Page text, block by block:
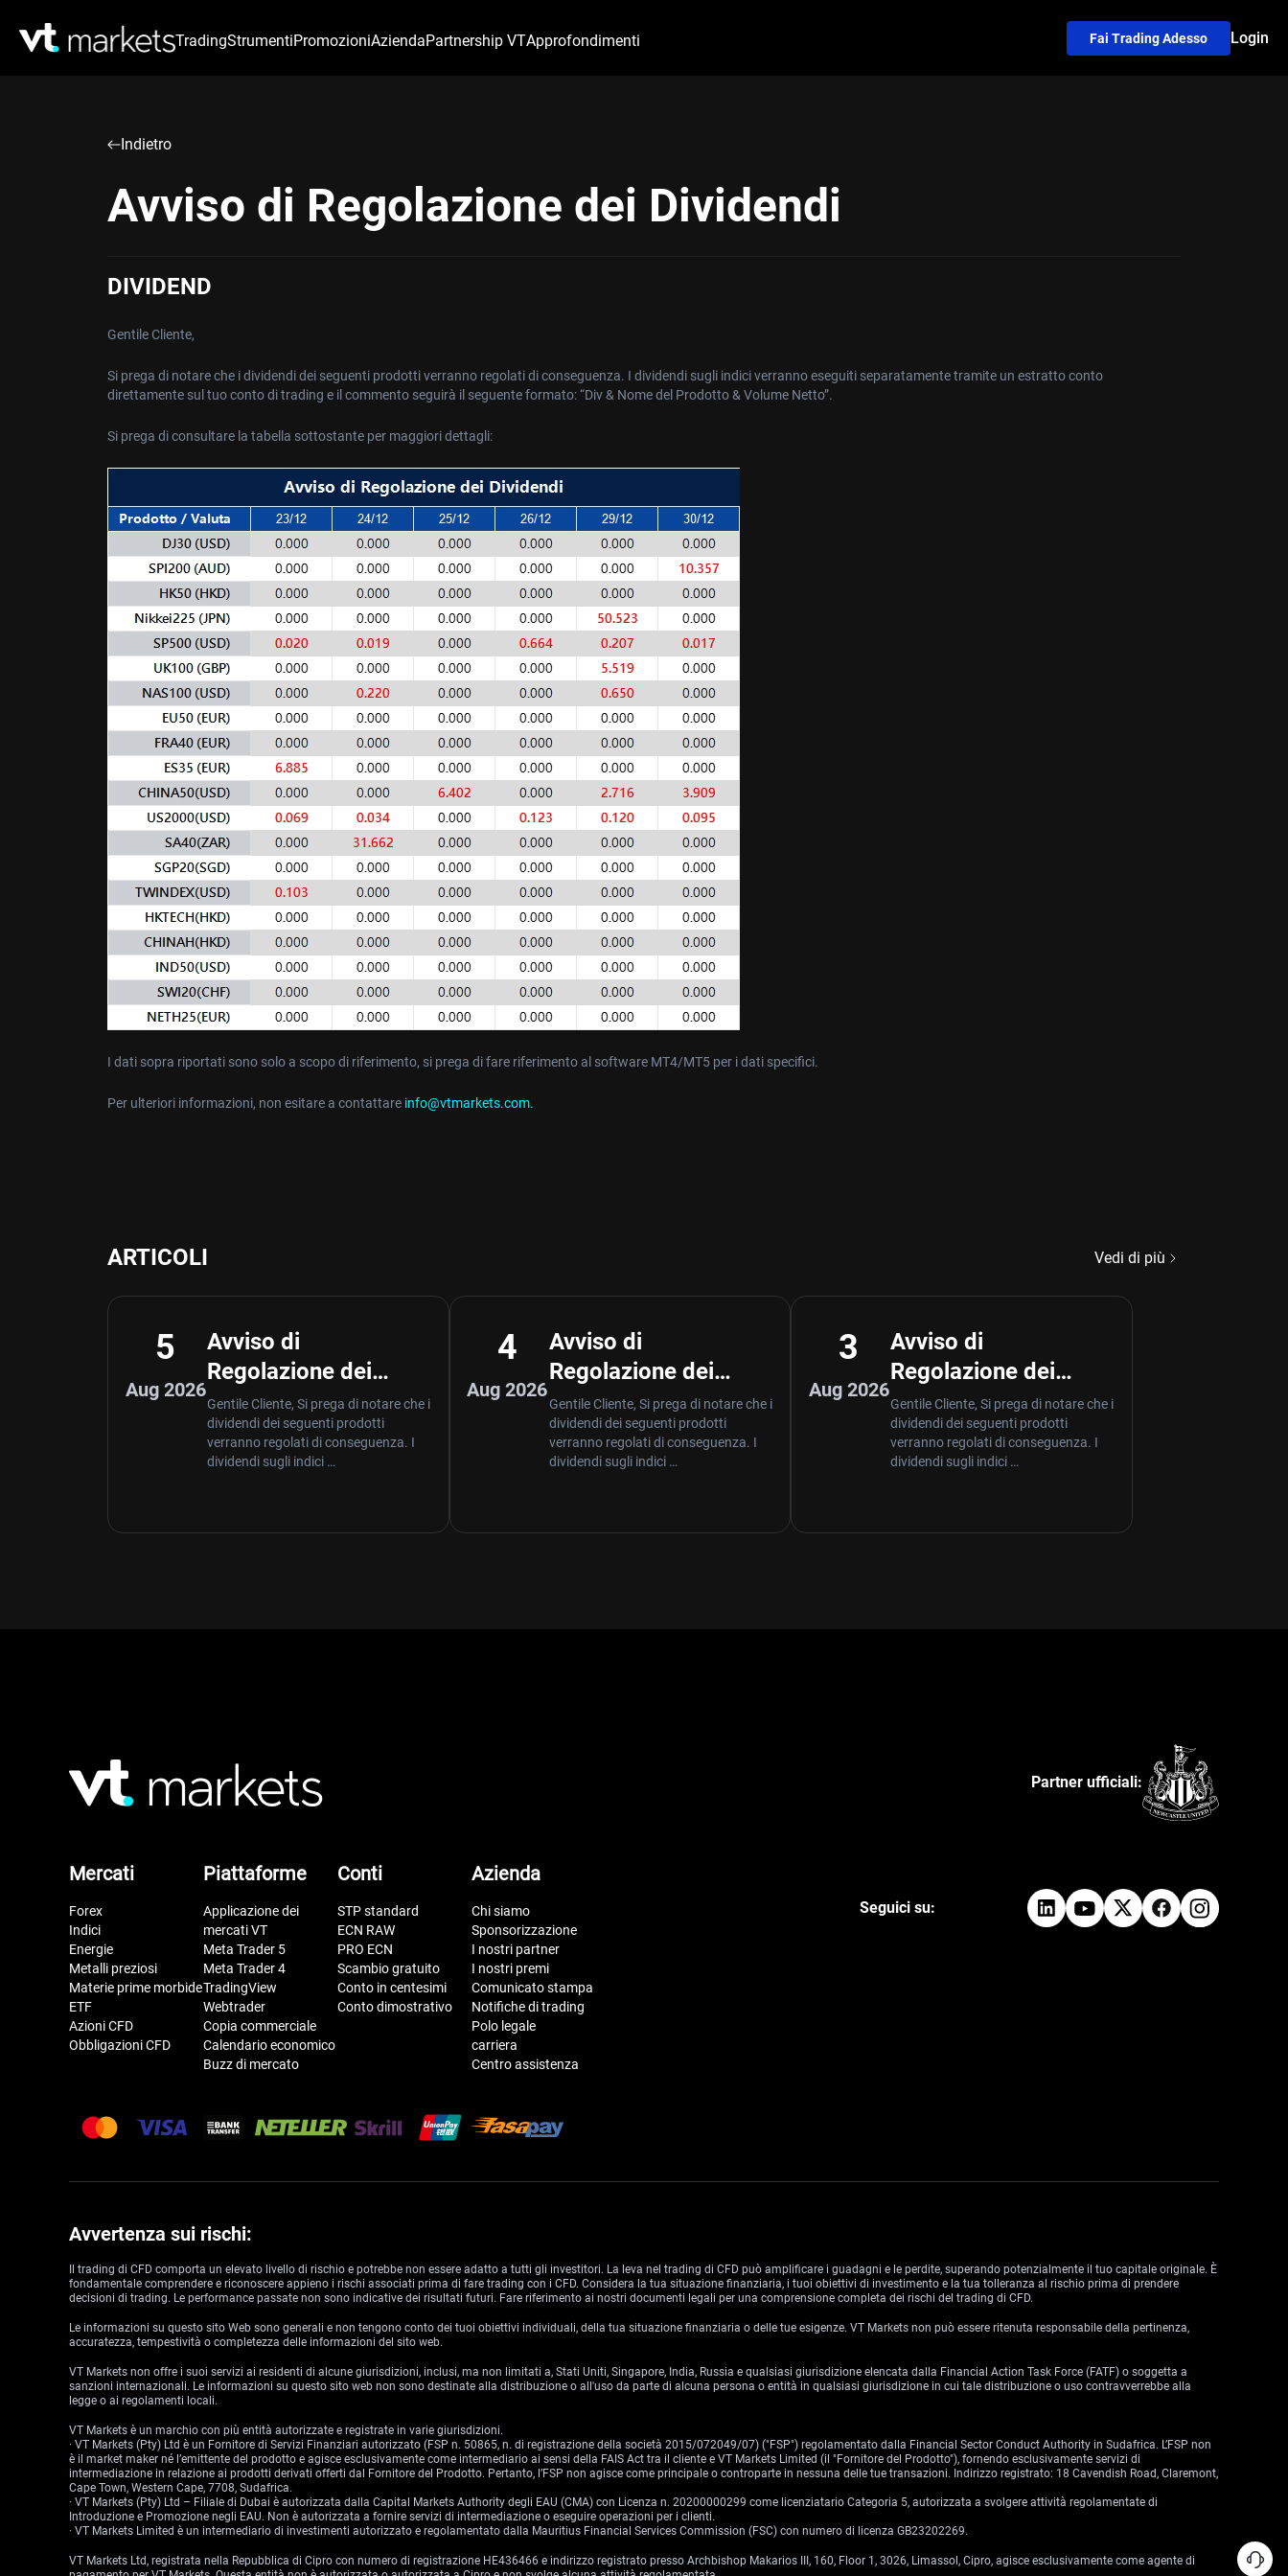
TradingStrumentiPromozioniAziendaPartnership VTApprofondimenti Fai Trading Adesso Login
Indietro
Avviso di Regolazione dei Dividendi
DIVIDEND
Gentile Cliente,
Si prega di notare che i dividendi dei seguenti prodotti verranno regolati di conseguenza. I dividendi sugli indici verranno eseguiti separatamente tramite un estratto conto
direttamente sul tuo conto di trading e il commento seguirà il seguente formato: “Div & Nome del Prodotto & Volume Netto”.
Si prega di consultare la tabella sottostante per maggiori dettagli:
I dati sopra riportati sono solo a scopo di riferimento, si prega di fare riferimento al software MT4/MT5 per i dati specifici.
Per ulteriori informazioni, non esitare a contattare info@vtmarkets.com.
ARTICOLI Vedi di più
5
Aug 2026
Avviso di
Regolazione dei
Dividendi – Aug 05
,2026
Gentile Cliente, Si prega di notare che i
dividendi dei seguenti prodotti
verranno regolati di conseguenza. I
dividendi sugli indici …
4
Aug 2026
Avviso di
Regolazione dei
Dividendi – Aug 04
,2026
Gentile Cliente, Si prega di notare che i
dividendi dei seguenti prodotti
verranno regolati di conseguenza. I
dividendi sugli indici …
3
Aug 2026
Avviso di
Regolazione dei
Dividendi – Aug 03
,2026
Gentile Cliente, Si prega di notare che i
dividendi dei seguenti prodotti
verranno regolati di conseguenza. I
dividendi sugli indici …
Partner ufficiali:
Mercati
Forex
Indici
Energie
Metalli preziosi
Materie prime morbide
ETF
Azioni CFD
Obbligazioni CFD
Piattaforme
Applicazione dei
mercati VT
Meta Trader 5
Meta Trader 4
TradingView
Webtrader
Copia commerciale
Calendario economico
Buzz di mercato
Conti
STP standard
ECN RAW
PRO ECN
Scambio gratuito
Conto in centesimi
Conto dimostrativo
Azienda
Chi siamo
Sponsorizzazione
I nostri partner
I nostri premi
Comunicato stampa
Notifiche di trading
Polo legale
carriera
Centro assistenza
Seguici su:
Avvertenza sui rischi:
Il trading di CFD comporta un elevato livello di rischio e potrebbe non essere adatto a tutti gli investitori. La leva nel trading di CFD può amplificare i guadagni e le perdite, superando potenzialmente il tuo capitale originale. È
fondamentale comprendere e riconoscere appieno i rischi associati prima di fare trading con i CFD. Considera la tua situazione finanziaria, i tuoi obiettivi di investimento e la tua tolleranza al rischio prima di prendere
decisioni di trading. Le performance passate non sono indicative dei risultati futuri. Fare riferimento ai nostri documenti legali per una comprensione completa dei rischi del trading di CFD.
Le informazioni su questo sito Web sono generali e non tengono conto dei tuoi obiettivi individuali, della tua situazione finanziaria o delle tue esigenze. VT Markets non può essere ritenuta responsabile della pertinenza,
accuratezza, tempestività o completezza delle informazioni del sito web.
VT Markets non offre i suoi servizi ai residenti di alcune giurisdizioni, inclusi, ma non limitati a, Stati Uniti, Singapore, India, Russia e qualsiasi giurisdizione elencata dalla Financial Action Task Force (FATF) o soggetta a
sanzioni internazionali. Le informazioni su questo sito web non sono destinate alla distribuzione o all'uso da parte di alcuna persona o entità in qualsiasi giurisdizione in cui tale distribuzione o uso contravverrebbe alla
legge o ai regolamenti locali.
VT Markets è un marchio con più entità autorizzate e registrate in varie giurisdizioni.
· VT Markets (Pty) Ltd è un Fornitore di Servizi Finanziari autorizzato (FSP n. 50865, n. di registrazione della società 2015/072049/07) ("FSP") regolamentato dalla Financial Sector Conduct Authority in Sudafrica. L’FSP non
è il market maker né l’emittente del prodotto e agisce esclusivamente come intermediario ai sensi della FAIS Act tra il cliente e VT Markets Limited (il "Fornitore del Prodotto"), fornendo esclusivamente servizi di
intermediazione in relazione ai prodotti derivati offerti dal Fornitore del Prodotto. Pertanto, l’FSP non agisce come principale o controparte in nessuna delle tue transazioni. Indirizzo registrato: 18 Cavendish Road, Claremont,
Cape Town, Western Cape, 7708, Sudafrica.
· VT Markets (Pty) Ltd – Filiale di Dubai è autorizzata dalla Capital Markets Authority degli EAU (CMA) con Licenza n. 20200000299 come licenziatario Categoria 5, autorizzata a svolgere attività regolamentate di
Introduzione e Promozione negli EAU. Non è autorizzata a fornire servizi di intermediazione o eseguire operazioni per i clienti.
· VT Markets Limited è un intermediario di investimenti autorizzato e regolamentato dalla Mauritius Financial Services Commission (FSC) con numero di licenza GB23202269.
VT Markets Ltd, registrata nella Repubblica di Cipro con numero di registrazione HE436466 e indirizzo registrato presso Archbishop Makarios III, 160, Floor 1, 3026, Limassol, Cipro, agisce esclusivamente come agente di